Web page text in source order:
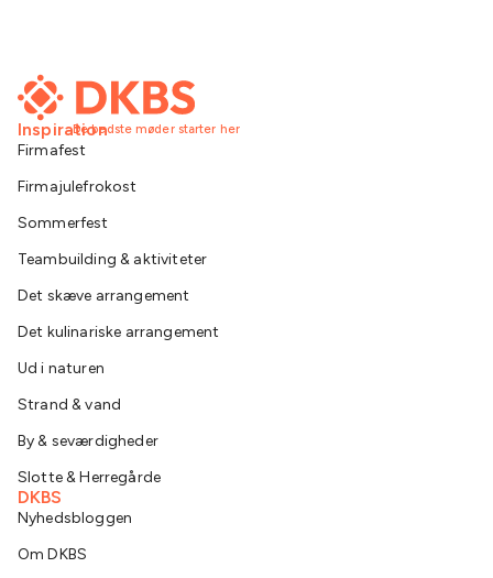
De bedste møder starter her
Inspiration
Firmafest
Firmajulefrokost
Sommerfest
Teambuilding & aktiviteter
Det skæve arrangement
Det kulinariske arrangement
Ud i naturen
Strand & vand
By & seværdigheder
Slotte & Herregårde
DKBS
Nyhedsbloggen
Om DKBS